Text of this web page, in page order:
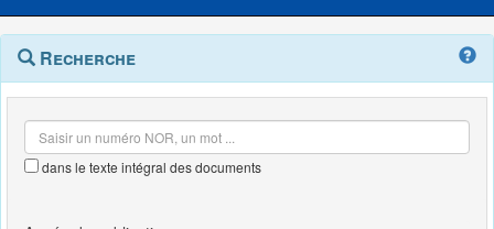
Navigation
outils
Menu
contextuel
Recherche
dans le texte intégral des documents